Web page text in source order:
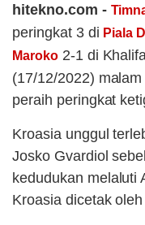
hitekno.com -
peringkat 3 di Piala
Maroko2-1 di
(17/12/2022)
peraih peringkat
Kroasia unggul
Josko Gvardiol
kedudukan melaluti
Kroasia dicetak